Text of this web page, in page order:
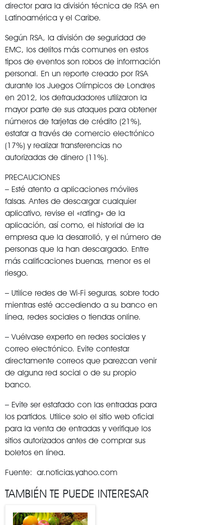
director para la división técnica de RSA en
Latinoamérica y el Caribe.
Según RSA, la división de seguridad de
EMC, los delitos más comunes en estos
tipos de eventos son robos de información
personal. En un reporte creado por RSA
durante los Juegos Olímpicos de Londres
en 2012, los defraudadores utilizaron la
mayor parte de sus ataques para obtener
números de tarjetas de crédito (21%),
estafar a través de comercio electrónico
(17%) y realizar transferencias no
autorizadas de dinero (11%).
PRECAUCIONES
– Esté atento a aplicaciones móviles
falsas. Antes de descargar cualquier
aplicativo, revise el «rating» de la
aplicación, así como, el historial de la
empresa que la desarrolló, y el número de
personas que la han descargado. Entre
más calificaciones buenas, menor es el
riesgo.
– Utilice redes de Wi-Fi seguras, sobre todo
mientras esté accediendo a su banco en
línea, redes sociales o tiendas online.
– Vuélvase experto en redes sociales y
correo electrónico. Evite contestar
directamente correos que parezcan venir
de alguna red social o de su propio
banco.
– Evite ser estafado con las entradas para
los partidos. Utilice solo el sitio web oficial
para la venta de entradas y verifique los
sitios autorizados antes de comprar sus
boletos en línea.
Fuente: ar.noticias.yahoo.com
TAMBIÉN TE PUEDE INTERESAR